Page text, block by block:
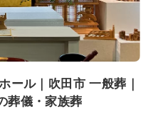
ール｜吹田市 一般葬｜
葬儀・家族葬